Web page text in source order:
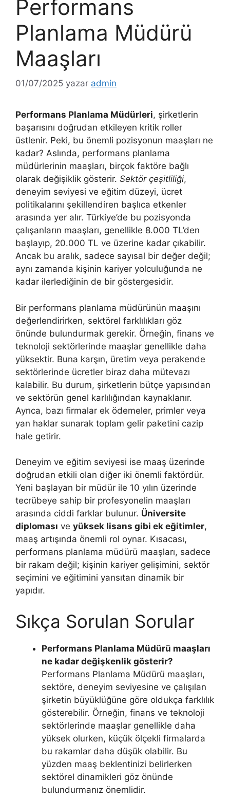
Performans
Planlama Müdürü
Maaşları
01/07/2025 yazar admin
Performans Planlama Müdürleri, şirketlerin
başarısını doğrudan etkileyen kritik roller
üstlenir. Peki, bu önemli pozisyonun maaşları ne
kadar? Aslında, performans planlama
müdürlerinin maaşları, birçok faktöre bağlı
olarak değişiklik gösterir. Sektör çeşitliliği,
deneyim seviyesi ve eğitim düzeyi, ücret
politikalarını şekillendiren başlıca etkenler
arasında yer alır. Türkiye’de bu pozisyonda
çalışanların maaşları, genellikle 8.000 TL’den
başlayıp, 20.000 TL ve üzerine kadar çıkabilir.
Ancak bu aralık, sadece sayısal bir değer değil;
aynı zamanda kişinin kariyer yolculuğunda ne
kadar ilerlediğinin de bir göstergesidir.
Bir performans planlama müdürünün maaşını
değerlendirirken, sektörel farklılıkları göz
önünde bulundurmak gerekir. Örneğin, finans ve
teknoloji sektörlerinde maaşlar genellikle daha
yüksektir. Buna karşın, üretim veya perakende
sektörlerinde ücretler biraz daha mütevazı
kalabilir. Bu durum, şirketlerin bütçe yapısından
ve sektörün genel karlılığından kaynaklanır.
Ayrıca, bazı firmalar ek ödemeler, primler veya
yan haklar sunarak toplam gelir paketini cazip
hale getirir.
Deneyim ve eğitim seviyesi ise maaş üzerinde
doğrudan etkili olan diğer iki önemli faktördür.
Yeni başlayan bir müdür ile 10 yılın üzerinde
tecrübeye sahip bir profesyonelin maaşları
arasında ciddi farklar bulunur. Üniversite
diploması ve yüksek lisans gibi ek eğitimler,
maaş artışında önemli rol oynar. Kısacası,
performans planlama müdürü maaşları, sadece
bir rakam değil; kişinin kariyer gelişimini, sektör
seçimini ve eğitimini yansıtan dinamik bir
yapıdır.
Sıkça Sorulan Sorular
Performans Planlama Müdürü maaşları
ne kadar değişkenlik gösterir?
Performans Planlama Müdürü maaşları,
sektöre, deneyim seviyesine ve çalışılan
şirketin büyüklüğüne göre oldukça farklılık
gösterebilir. Örneğin, finans ve teknoloji
sektörlerinde maaşlar genellikle daha
yüksek olurken, küçük ölçekli firmalarda
bu rakamlar daha düşük olabilir. Bu
yüzden maaş beklentinizi belirlerken
sektörel dinamikleri göz önünde
bulundurmanız önemlidir.